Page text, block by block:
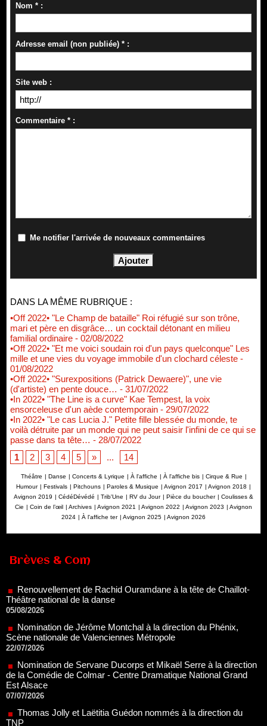
Nom * :
Adresse email (non publiée) * :
Site web :
Commentaire * :
Me notifier l'arrivée de nouveaux commentaires
DANS LA MÊME RUBRIQUE :
•Off 2022• "Le Champ de bataille" Roi réfugié sur son trône,
mari et père en disgrâce… un cocktail détonant en milieu
familial ordinaire - 02/08/2022
•Off 2022• "Et me voici soudain roi d'un pays quelconque" Les
mille et une vies du voyage immobile d'un clochard céleste -
01/08/2022
•Off 2022• "Surexpositions (Patrick Dewaere)", une vie
(d'artiste) en pente douce… - 31/07/2022
•In 2022• "The Line is a curve" Kae Tempest, la voix
ensorceleuse d'un aède contemporain - 29/07/2022
•In 2022• "Le cas Lucia J." Petite fille blessée du monde, te
voilà détruite par un monde qui ne peut saisir l'infini de ce qui se
passe dans ta tête… - 28/07/2022
1
2 3 4 5 » ... 14
Théâtre | Danse | Concerts & Lyrique | À l'affiche | À l'affiche bis | Cirque & Rue |
Humour | Festivals | Pitchouns | Paroles & Musique | Avignon 2017 | Avignon 2018 |
Avignon 2019 | CédéDévédé | Trib'Une | RV du Jour | Pièce du boucher | Coulisses &
Cie | Coin de l’œil | Archives | Avignon 2021 | Avignon 2022 | Avignon 2023 | Avignon
2024 | À l'affiche ter | Avignon 2025 | Avignon 2026
Brèves & Com
Renouvellement de Rachid Ouramdane à la tête de Chaillot-
Théâtre national de la danse
Nomination de Jérôme Montchal à la direction du Phénix,
Scène nationale de Valenciennes Métropole
22/07/2026
Nomination de Servane Ducorps et Mikaël Serre à la direction
de la Comédie de Colmar - Centre Dramatique National Grand
Est Alsace
Thomas Jolly et Laëtitia Guédon nommés à la direction du
TNP
02/07/2026
Fonds SACD Théâtre : les lauréats 2026
23/06/2026